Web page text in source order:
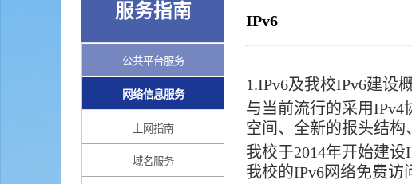
服务指南
公共平台服务
网络信息服务
上网指南
域名服务
IPv6
1.IPv6及我校IPv6建设
与当前流行的采用IPv4
空间、全新的报头结
我校于2014年开始建设
我校的IPv6网络免费访